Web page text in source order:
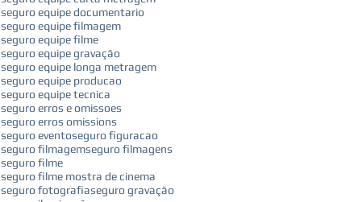
seguro equipe documentario
seguro equipe filmagem
seguro equipe filme
seguro equipe gravação
seguro equipe longa metragem
seguro equipe producao
seguro equipe tecnica
seguro erros e omissoes
seguro erros omissions
seguro eventoseguro figuracao
seguro filmagemseguro filmagens
seguro filme
seguro filme mostra de cinema
seguro fotografiaseguro gravação